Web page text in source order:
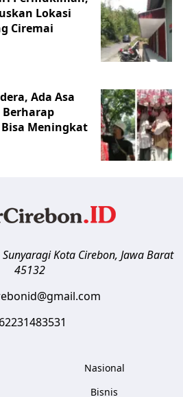
Lokasi
Ciremai
Ada Asa
Berharap
Meningkat
SunyaragiKota Cirebon, Jawa Barat
45132
Nasional
Bisnis